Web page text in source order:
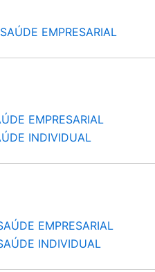
EMPRESARIAL
EMPRESARIAL
INDIVIDUAL
EMPRESARIAL
INDIVIDUAL